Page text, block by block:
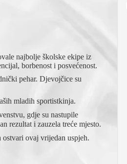
najbolje školske ekipe iz
borbenost i posvećenost.
pehar. Djevojčice su
mladih sportistkinja.
gdje su nastupile
rezultat i zauzela treće mjesto.
ovaj vrijedan uspjeh.